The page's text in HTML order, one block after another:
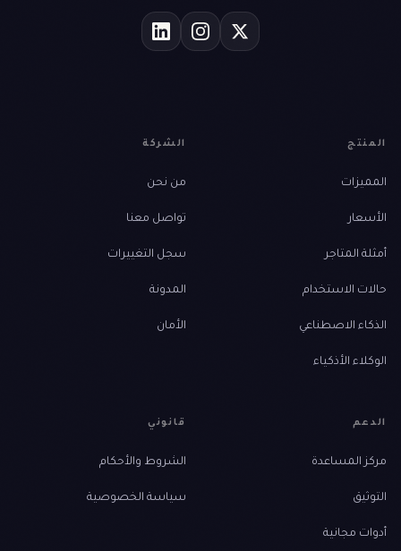
المنتج
المميزات
الأسعار
أمثلة المتاجر
حالات الاستخدام
الذكاء الاصطناعي
الوكلاء الأذكياء
الشركة
من نحن
تواصل معنا
سجل التغييرات
المدونة
الأمان
الدعم
مركز المساعدة
التوثيق
أدوات مجانية
قانوني
الشروط والأحكام
سياسة الخصوصية